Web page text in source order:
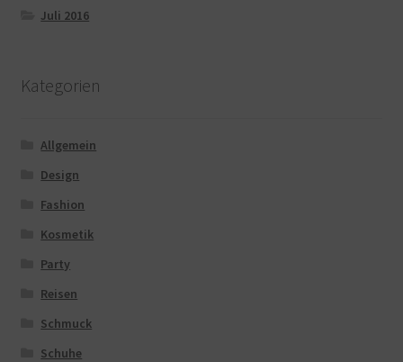
Juli 2016
Kategorien
Allgemein
Design
Fashion
Kosmetik
Party
Reisen
Schmuck
Schuhe